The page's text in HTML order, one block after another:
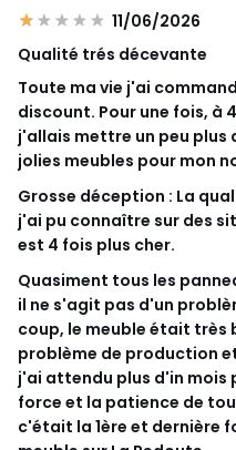
11/06/2026
Qualité trés décevante
Toute ma vie j'ai
discount. Pour une fois, à
j'allais mettre un peu plus
jolies meubles pour mon
Grosse déception : La
j'ai pu connaître sur des
est 4 fois plus cher.
Quasiment tous les
il ne s'agit pas d'un
coup, le meuble était très
problème de production
j'ai attendu plus d'in mois
force et la patience de
c'était la 1ère et dernière